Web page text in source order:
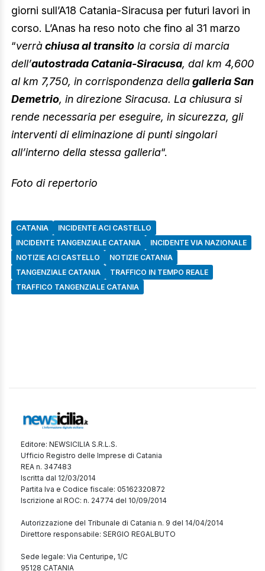
giorni sull’A18 Catania-Siracusa per futuri lavori in
corso. L’Anas ha reso noto che fino al 31 marzo
“verràchiusa al transito la corsia di marcia
dell’autostrada Catania-Siracusa, dal km 4,600
al km 7,750, in corrispondenza dellagalleria San
Demetrio, in direzione Siracusa. La chiusura si
rende necessaria per eseguire, in sicurezza, gli
interventi di eliminazione di punti singolari
all’interno della stessa galleria“.
Foto di repertorio
CATANIA
INCIDENTE ACI CASTELLO
INCIDENTE TANGENZIALE CATANIA
INCIDENTE VIA NAZIONALE
NOTIZIE ACI CASTELLO
NOTIZIE CATANIA
TANGENZIALE CATANIA
TRAFFICO IN TEMPO REALE
TRAFFICO TANGENZIALE CATANIA
Editore: NEWSICILIA S.R.L.S.
Ufficio Registro delle Imprese di Catania
REA n. 347483
Iscritta dal 12/03/2014
Partita Iva e Codice fiscale: 05162320872
Iscrizione al ROC: n. 24774 del 10/09/2014
Autorizzazione del Tribunale di Catania n. 9 del 14/04/2014
Direttore responsabile: SERGIO REGALBUTO
Sede legale: Via Centuripe, 1/C
95128 CATANIA